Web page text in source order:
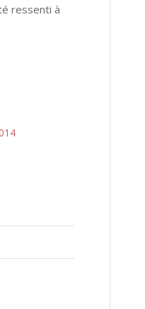
ressenti à